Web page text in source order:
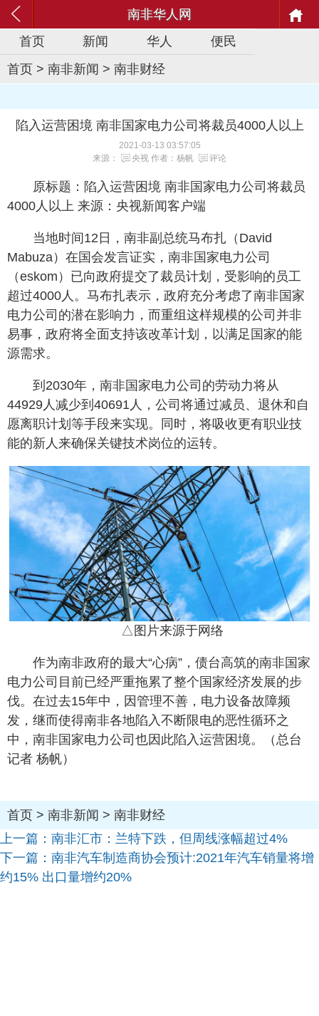
南非华人网
首页
新闻 华人
便民
首页 > 南非新闻 > 南非财经
陷入运营困境 南非国家电力公司将裁员4000人以上
2021-03-13 03:57:05
来源：
央视 作者：杨帆 评论
原标题：陷入运营困境 南非国家电力公司将裁员
4000人以上 来源：央视新闻客户端
当地时间12日，南非副总统马布扎（David
Mabuza）在国会发言证实， 南非国家电力公司
（eskom）已向政府提交了裁员计划，受影响的员工
超过4000人。 马布扎表示，政府充分考虑了南非国家
电力公司的潜在影响力，而重组这样规模的公司并非
易事，政府将全面支持该改革计划，以满足国家的能
源需求。
到2030年，南非国家电力公司的劳动力将从
44929人减少到40691人，公司将通过减员、退休和自
愿离职计划等手段来实现。同时，将吸收更有职业技
能的新人来确保关键技术岗位的运转。
△图片来源于网络
作为南非政府的最大“心病”， 债台高筑的南非国家
电力公司目前已经严重拖累了整个国家经济发展的步
伐。 在过去15年中，因管理不善，电力设备故障频
发，继而使得南非各地陷入不断限电的恶性循环之
中，南非国家电力公司也因此陷入运营困境。（总台
记者 杨帆）
首页 > 南非新闻 > 南非财经
上一篇： 南非汇市：兰特下跌，但周线涨幅超过4%
下一篇： 南非汽车制造商协会预计:2021年汽车销量将增
约15% 出口量增约20%